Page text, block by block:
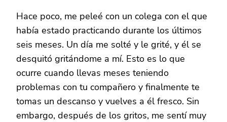
Hace poco, me peleé con un colega con el que
había estado practicando durante los últimos
seis meses. Un día me solté y le grité, y él se
desquitó gritándome a mí. Esto es lo que
ocurre cuando llevas meses teniendo
problemas con tu compañero y finalmente te
tomas un descanso y vuelves a él fresco. Sin
embargo, después de los gritos, me sentí muy